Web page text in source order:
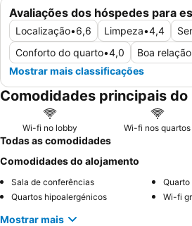
Avaliações dos hóspedes para
Localização•6,6 Limpeza•4,4
Conforto do quarto•4,0 Boa
Mostrar mais classificações
Comodidades principais do
Wi-fi no lobby Wi-fi nos quartos
Todas as comodidades
Comodidades do alojamento
Sala de conferências
Quarto
Quartos hipoalergénicos
Wi-fi
Mostrar mais